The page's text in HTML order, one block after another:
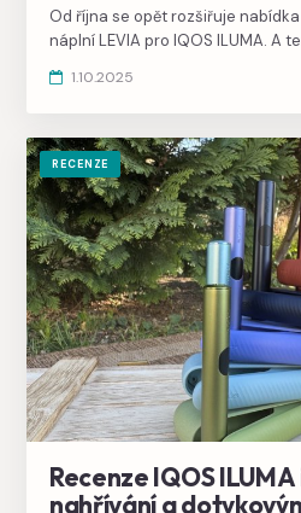
Od října se opět rozšiřuje
náplní LEVIA pro IQOS ILUMA. A
1.10.2025
RECENZE
Recenze IQOS
nahřívání a